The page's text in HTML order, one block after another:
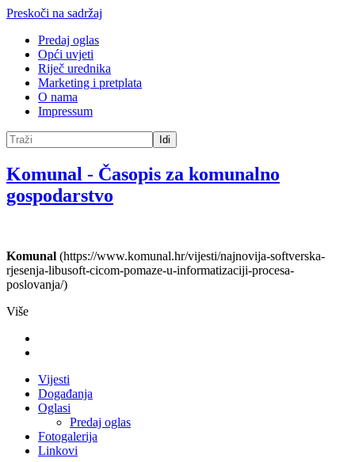
Preskoči na sadržaj
Predaj oglas
Opći uvjeti
Riječ urednika
Marketing i pretplata
O nama
Impressum
Idi
Komunal - Časopis za komunalno
gospodarstvo
Komunal (https://www.komunal.hr/vijesti/najnovija-softverska-
rjesenja-libusoft-cicom-pomaze-u-informatizaciji-procesa-
poslovanja/)
Više
Vijesti
Događanja
Oglasi
Predaj oglas
Fotogalerija
Linkovi